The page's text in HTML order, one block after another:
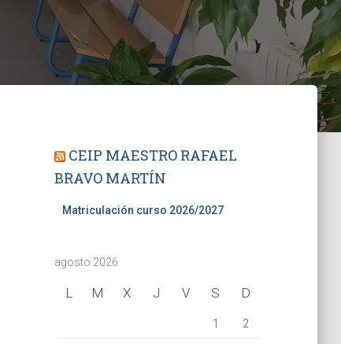
CEIP MAESTRO RAFAEL
BRAVO MARTÍN
Matriculación curso 2026/2027
agosto 2026
L M X J V S D
1 2